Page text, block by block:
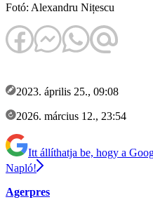
Fotó: Alexandru Nițescu
2023. április 25., 09:08
2026. március 12., 23:54
Itt állíthatja be, hogy a
Napló!
Agerpres